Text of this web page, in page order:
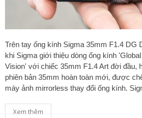
Trên tay ống kính Sigma 35mm F1.4 DG
khi Sigma giới thiệu dòng ống kính 'Global
Vision' với chiếc 35mm F1.4 Art đời đầu,
phiên bản 35mm hoàn toàn mới, được
máy ảnh mirrorless thay đổi ống kính.
Xem thêm